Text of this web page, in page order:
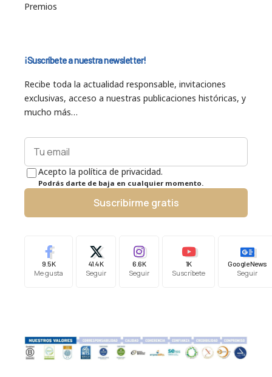
Premios
¡Suscríbete a nuestra newsletter!
Recibe toda la actualidad responsable, invitaciones
exclusivas, acceso a nuestras publicaciones históricas, y
mucho más…
Acepto la política de privacidad.
Podrás darte de baja en cualquier momento.
Suscribirme gratis
9.5K
Me gusta
41.4K
Seguir
6.6K
Seguir
1K
Suscríbete
Google News
Seguir